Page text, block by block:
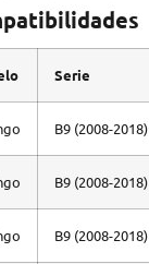
Serie
B9 (2008-2018)
B9 (2008-2018)
B9 (2008-2018)